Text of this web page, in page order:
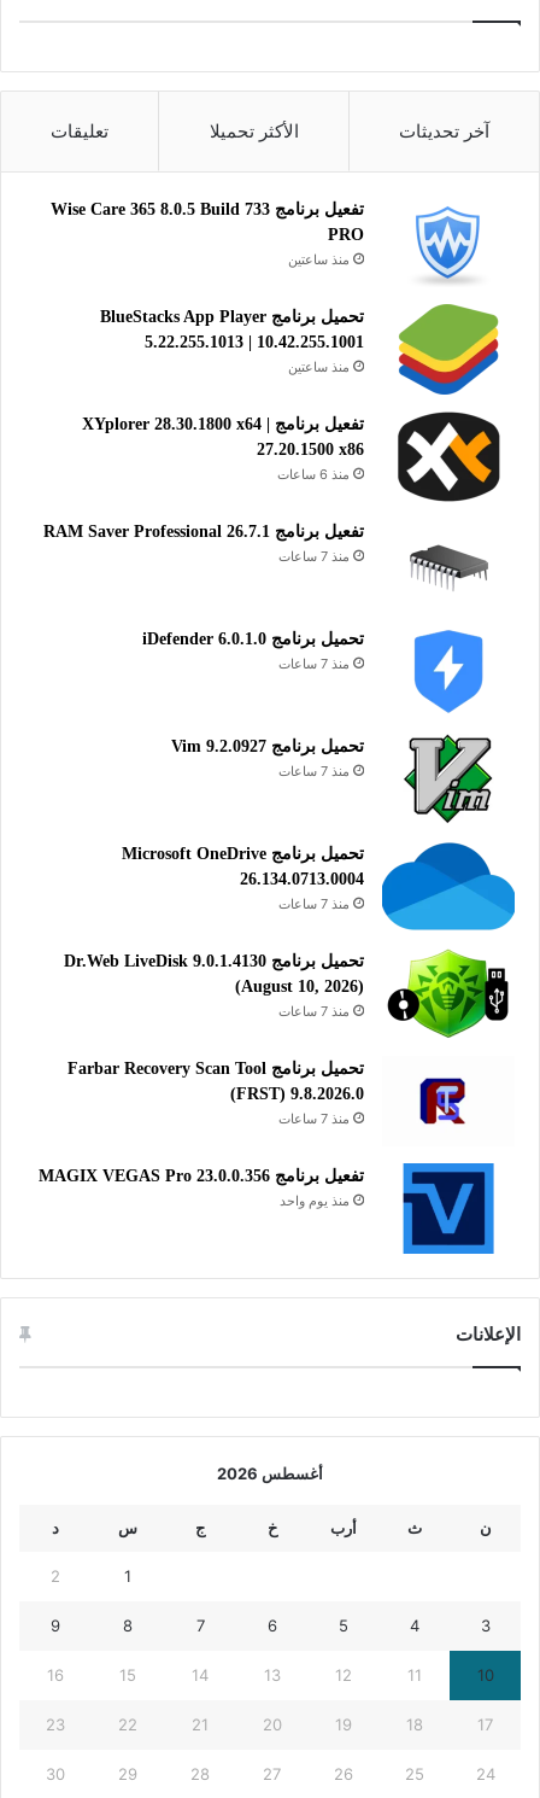
Google Earth for Android
Google Earth for iOS devices
العالم بجودة عالية 3D، وكأنك تتجول بالمكان التي تشاهده بالفعل
وأرض الواقع. كما أن التطبيق يساعدك على مشاهدة الفضاء
تحسينات سطح المكتب وأخبار
آخر تحديثات الأكثر تحميلا تعليقات
تفعيل برنامج Wise Care 365 8.0.5 Build 733
PRO
منذ ساعتين
تحميل برنامج BlueStacks App Player
5.22.255.1013 | 10.42.255.1001
منذ ساعتين
تفعيل برنامج XYplorer 28.30.1800 x64 |
27.20.1500 x86
منذ 6 ساعات
تفعيل برنامج RAM Saver Professional 26.7.1
منذ 7 ساعات
تحميل برنامج iDefender 6.0.1.0
منذ 7 ساعات
تحميل برنامج Vim 9.2.0927
منذ 7 ساعات
تحميل برنامج Microsoft OneDrive
26.134.0713.0004
منذ 7 ساعات
تحميل برنامج Dr.Web LiveDisk 9.0.1.4130
(August 10, 2026)
منذ 7 ساعات
تحميل برنامج Farbar Recovery Scan Tool
(FRST) 9.8.2026.0
منذ 7 ساعات
تفعيل برنامج MAGIX VEGAS Pro 23.0.0.356
منذ يوم واحد
الإعلانات
أغسطس 2026
ن ث أرب خ ج س د
1
2
3
4
5
6
7
8
9
10
11
12
13
14
15
16
17
18
19
20
21
22
23
24
25
26
27
28
29
30